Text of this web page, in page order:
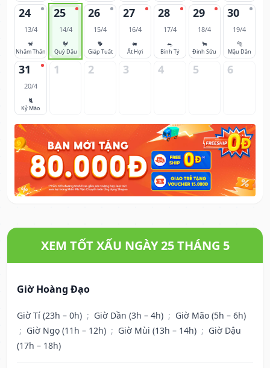
24
13/4
🐒
Nhâm Thân
25
14/4
🐓
Quý Dậu
26
15/4
🐕
Giáp Tuất
27
16/4
🐖
Ất Hợi
28
17/4
🐀
Bính Tý
29
18/4
🐂
Đinh Sửu
30
19/4
🐅
Mậu Dần
31
20/4
🐈
Kỷ Mão
1 2 3 4 5 6
XEM TỐT XẤU NGÀY 25 THÁNG 5
Giờ Hoàng Đạo
Giờ Tí (23h – 0h) ; Giờ Dần (3h – 4h) ; Giờ Mão (5h – 6h)
; Giờ Ngọ (11h – 12h) ; Giờ Mùi (13h – 14h) ; Giờ Dậu
(17h – 18h)